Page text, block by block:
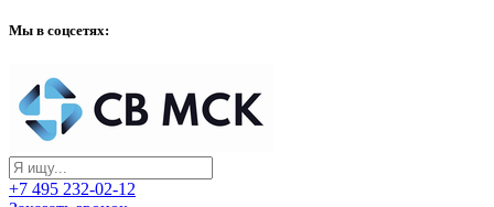
Мы в соцсетях:
+7 495 232-02-12